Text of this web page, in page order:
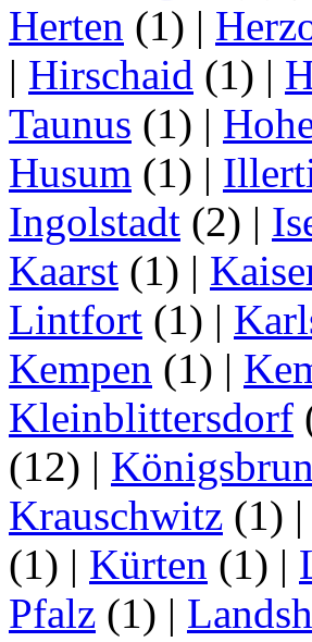
Herten (1) |
| Hirschaid (1) |
Taunus (1) |
Husum (1) |
Ingolstadt (2) |
Kaarst (1) |
Lintfort (1) |
Kempen (1) |
Kleinblittersdorf
(12) |
Krauschwitz (1) |
(1) | Kürten (1) |
Pfalz (1) |